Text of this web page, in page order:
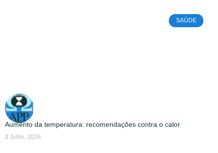
SAÚDE
Aumento da temperatura: recomendações contra o calor
3 Julho, 2026